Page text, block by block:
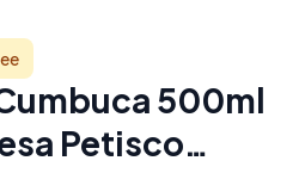
500ml
Petisco